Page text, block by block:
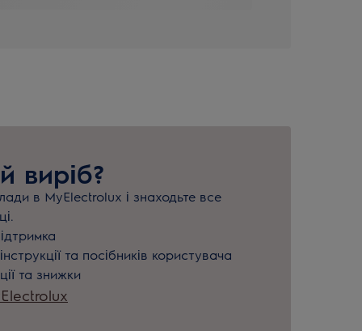
виріб?
в MyElectrolux і знаходьте все
та посібників користувача
та знижки